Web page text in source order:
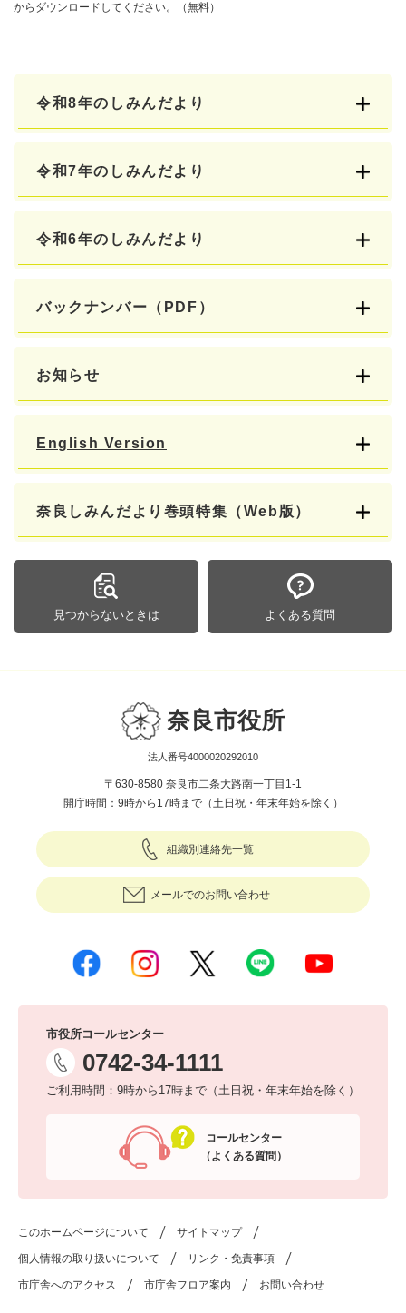
からダウンロードしてください。（無料）
令和8年のしみんだより
令和7年のしみんだより
令和6年のしみんだより
バックナンバー（PDF）
お知らせ
English Version
奈良しみんだより巻頭特集（Web版）
見つからないときは よくある質問
奈良市役所
法人番号4000020292010
〒630-8580 奈良市二条大路南一丁目1-1
開庁時間：9時から17時まで（土日祝・年末年始を除く）
組織別連絡先一覧
メールでのお問い合わせ
市役所コールセンター
0742-34-1111
ご利用時間：9時から17時まで（土日祝・年末年始を除く）
コールセンター
（よくある質問）
このホームページについて サイトマップ
個人情報の取り扱いについて リンク・免責事項
市庁舎へのアクセス 市庁舎フロア案内 お問い合わせ